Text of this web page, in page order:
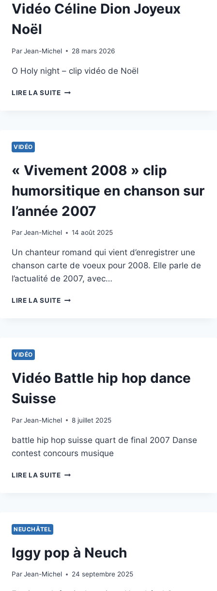
Vidéo Céline Dion Joyeux
Noël
ParJean-Michel
31 janvier 2013 28 mars 2026
O Holy night – clip vidéo de Noël
LIRE LA SUITEVIDÉO
VIDÉO
« Vivement 2008 » clip
humorsitique en chanson sur
l’année 2007
ParJean-Michel
20 janvier 2013 14 août 2025
Un chanteur romand qui vient d’enregistrer une
chanson carte de voeux pour 2008. Elle parle de
l’actualité de 2007, avec…
LIRE LA SUITE« VIVEMENT
2007
VIDÉO
Vidéo Battle hip hop dance
Suisse
ParJean-Michel
8 janvier 2013 8 juillet 2025
battle hip hop suisse quart de final 2007 Danse
contest concours musique
LIRE LA SUITEVIDÉO
NEUCHÂTEL
Iggy pop à Neuch
ParJean-Michel
3 janvier 2013 24 septembre 2025